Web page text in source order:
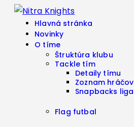
Hlavná stránka
Novinky
O tíme
Štruktúra klubu
Tackle tím
Detaily tímu
Zoznam hráčov
Snapbacks liga
Flag futbal